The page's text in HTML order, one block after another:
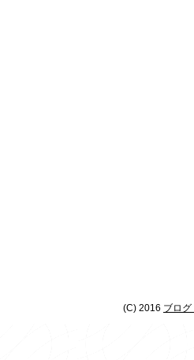
(C) 2016 ブロ